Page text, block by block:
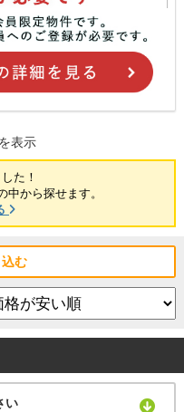
表示
た！
中から探せます。
む
い